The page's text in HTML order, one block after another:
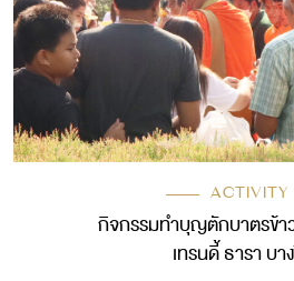
ACTIVITY
กิจกรรมทำบุญตักบาตรข้า
เทรนดี้ ธารา บ